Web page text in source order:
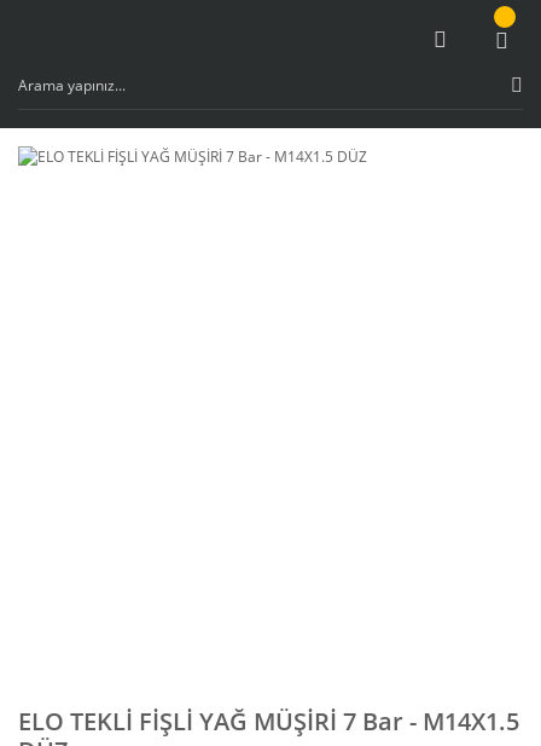
ELO TEKLİ FİŞLİ YAĞ MÜŞİRİ 7 Bar - M14X1.5